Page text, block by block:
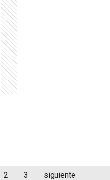
2 3 siguiente